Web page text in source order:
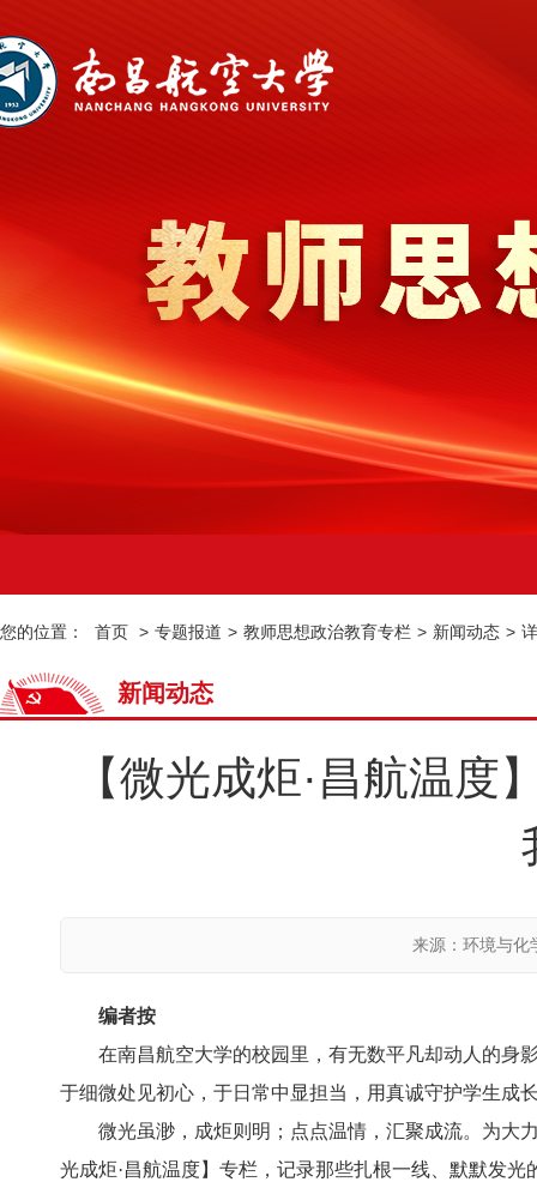
您的位置： 首页 > 专题报道 > 教师思想政治教育专栏 > 新闻动态 >
新闻动态
【微光成炬·昌航温
来源：环境与
编者按
在南昌航空大学的校园里，有无数平凡却动人的身
于细微处见初心，于日常中显担当，用真诚守护学生成
微光虽渺，成炬则明；点点温情，汇聚成流。为大
光成炬·昌航温度】专栏，记录那些扎根一线、默默发